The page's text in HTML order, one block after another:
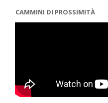
CAMMINI DI PROSSIMITÀ